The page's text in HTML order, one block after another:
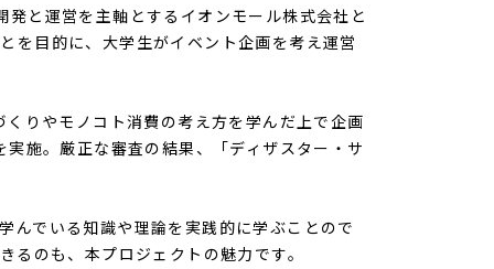
と運営を主軸とするイオンモール株式会社と
を目的に、大学生がイベント企画を考え運営
りやモノコト消費の考え方を学んだ上で企画
施。厳正な審査の結果、「ディザスター・サ
んでいる知識や理論を実践的に学ぶことので
のも、本プロジェクトの魅力です。